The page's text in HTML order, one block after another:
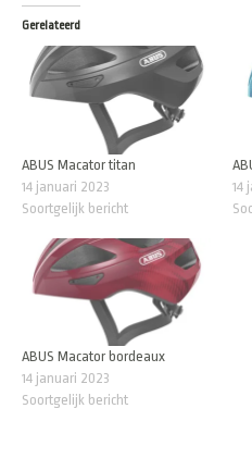
Gerelateerd
ABUS Macator titan
14 januari 2023
Soortgelijk bericht
14
ABUS Macator bordeaux
14 januari 2023
Soortgelijk bericht